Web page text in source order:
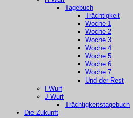
Tagebuch
Trächtigkeit
Woche 1
Woche 2
Woche 3
Woche 4
Woche 5
Woche 6
Woche 7
Und der Rest
I-Wurf
J-Wurf
Trächtigkeitstagebuch
Die Zukunft